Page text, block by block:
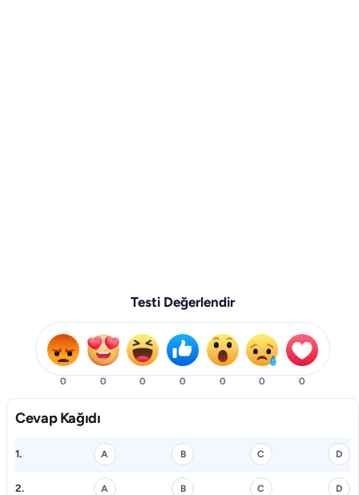
Testi Değerlendir
0 0 0 0 0 0 0
Cevap Kağıdı
1. A B C D
2. A B C D